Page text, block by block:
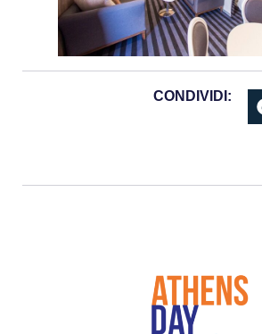
CONDIVIDI: